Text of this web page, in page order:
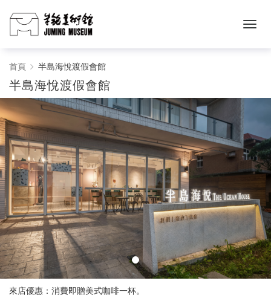
半
島
海
悅
渡
假
會
館
-
朱
首頁 半島海悅渡假會館
半島海悅渡假會館
來店優惠：消費即贈美式咖啡一杯。